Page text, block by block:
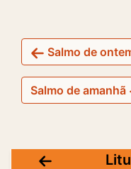
Salmo de
Salmo de amanhã